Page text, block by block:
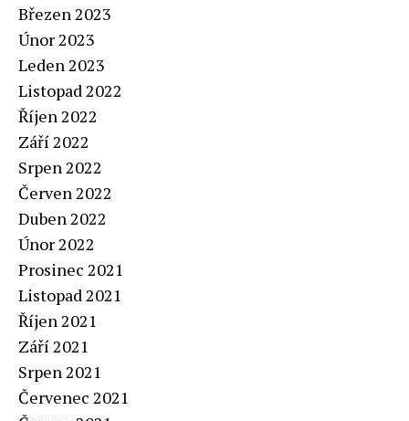
Březen 2023
Únor 2023
Leden 2023
Listopad 2022
Říjen 2022
Září 2022
Srpen 2022
Červen 2022
Duben 2022
Únor 2022
Prosinec 2021
Listopad 2021
Říjen 2021
Září 2021
Srpen 2021
Červenec 2021